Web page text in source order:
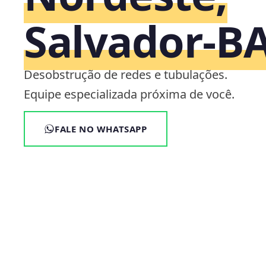
Desobstrução de redes e tubulações.
Equipe especializada próxima de você.
FALE NO WHATSAPP